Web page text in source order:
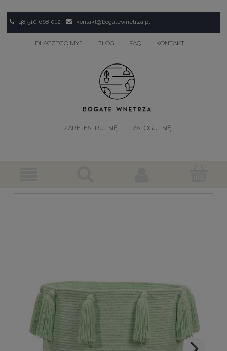
+48 510 668 012 kontakt@bogatewnetrza.pl
DLACZEGO MY? BLOG FAQ KONTAKT
ZAREJESTRUJ SIĘ ZALOGUJ SIĘ